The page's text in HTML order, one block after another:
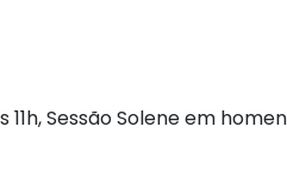
Sessão Solene em